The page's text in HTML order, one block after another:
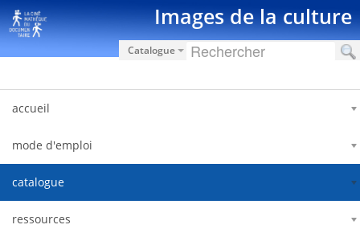
内容へスキップ Images de la culture
Catalogue
accueil
mode d'emploi
catalogue
ressources